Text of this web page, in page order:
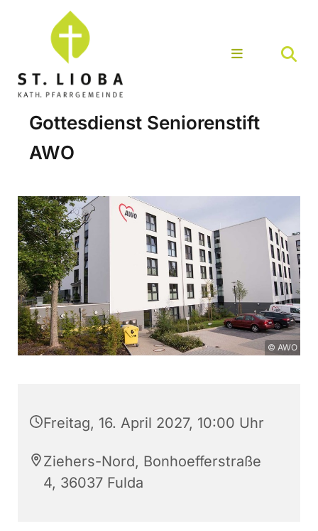
Gottesdienst Seniorenstift
AWO
© AWO
Freitag, 16. April 2027, 10:00 Uhr
Ziehers-Nord, Bonhoefferstraße
4, 36037 Fulda